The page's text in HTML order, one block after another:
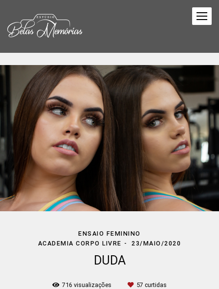
ENSAIO FEMININO
ACADEMIA CORPO LIVRE
23/MAIO/2020
DUDA
716 visualizações 57 curtidas